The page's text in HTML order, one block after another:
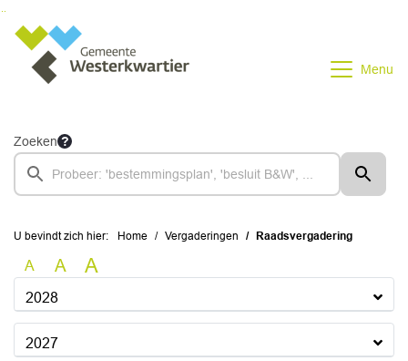
Menu
Zoeken
U bevindt zich hier: Home Vergaderingen Raadsvergadering
A A A
2028
2027